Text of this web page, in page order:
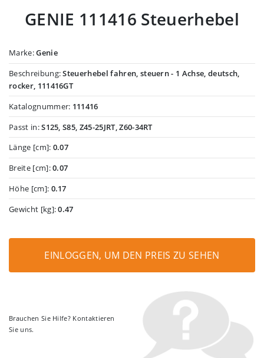
GENIE 111416 Steuerhebel
Marke:Genie
Beschreibung:Steuerhebel fahren, steuern - 1 Achse, deutsch,
rocker, 111416GT
Katalognummer: 111416
Passt in:S125, S85, Z45-25JRT, Z60-34RT
Länge [cm]: 0.07
Breite [cm]:0.07
Höhe [cm]: 0.17
Gewicht [kg]:0.47
EINLOGGEN, UM DEN PREIS ZU SEHEN
Brauchen Sie Hilfe? Kontaktieren
Sie uns.